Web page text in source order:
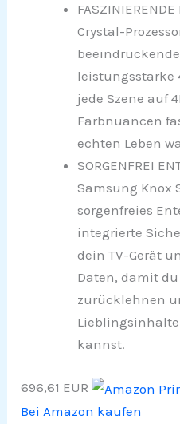
FASZINIERENDE
Crystal-
leistungsstarke
jede Szene auf
Farbnuancen
echten Leben
SORGENFREI
Samsung Knox
sorgenfreies
integrierte
dein TV-Gerät
Daten, damit
zurücklehnen
kannst.
696,61 EUR
Bei Amazon kaufen